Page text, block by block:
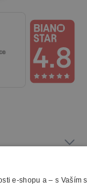
e-shopu a – s Vaším